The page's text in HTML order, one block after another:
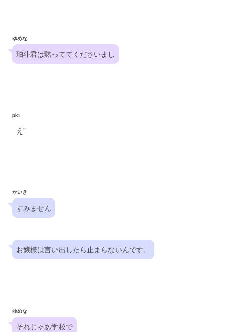
ゆめな
珀斗君は黙っててくださいまし
pkt
え"
かいき
すみません
お嬢様は言い出したら止まらないんです、
ゆめな
それじゃあ学校で